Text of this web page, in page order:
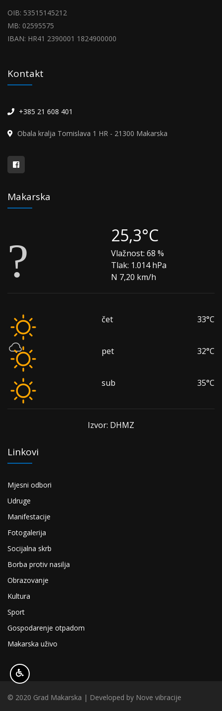
OIB: 53515145212
MB: 02595575
IBAN: HR41 2390001 1824900000
Kontakt
+385 21 608 401
Obala kralja Tomislava 1 HR - 21300 Makarska
Makarska
25,3°C
Vlažnost: 68 %
Tlak: 1.014 hPa
N 7,20 km/h
čet 33°C
pet 32°C
sub 35°C
Izvor: DHMZ
Linkovi
Mjesni odbori
Udruge
Manifestacije
Fotogalerija
Socijalna skrb
Borba protiv nasilja
Obrazovanje
Kultura
Sport
Gospodarenje otpadom
Makarska uživo
© 2020 Grad Makarska | Developed by Nove vibracije